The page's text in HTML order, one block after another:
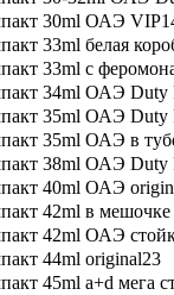
30ml ОАЭ VIP
33ml белая
33ml с
34ml ОАЭ Duty
35ml ОАЭ Duty
35ml ОАЭ в
38ml ОАЭ Duty
40ml ОАЭ
42ml в
42ml ОАЭ
44ml original23
45ml a+d мега